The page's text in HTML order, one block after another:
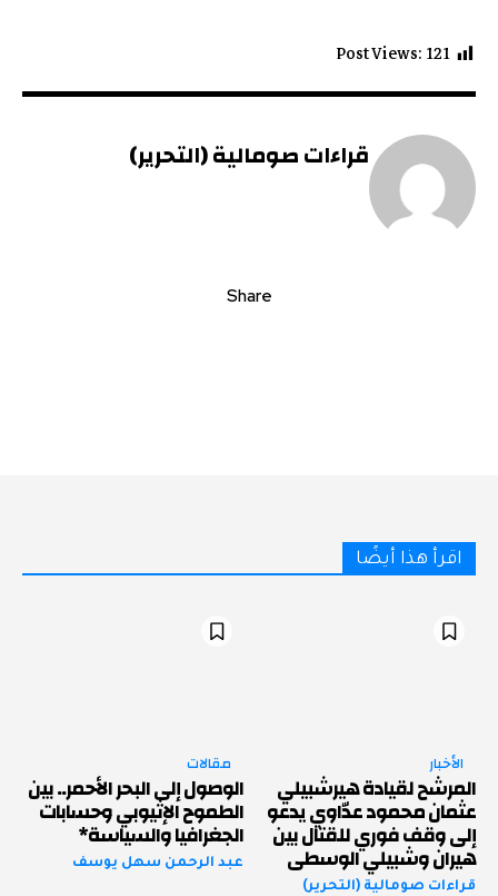
Post Views: 121
قراءات صومالية (التحرير)
Share
اقرأ هذا أيضًا
الأخبار
المرشح لقيادة هيرشبيلي
عثمان محمود عدّاوي يدعو
إلى وقف فوري للقتال بين
هيران وشبيلي الوسطى
قراءات صومالية (التحرير)
مقالات
الوصول إلى البحر الأحمر.. بين
الطموح الإثيوبي وحسابات
الجغرافيا والسياسة*
عبد الرحمن سهل يوسف